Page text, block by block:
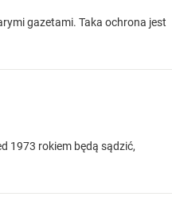
gazetami. Taka ochrona jest
1973 rokiem będą sądzić,